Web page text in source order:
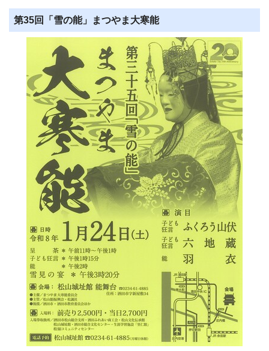
第35回「雪の能」まつやま大寒能